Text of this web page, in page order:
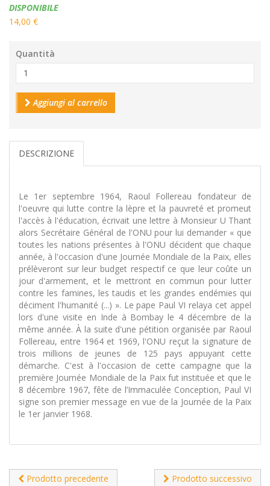
Disponibilità:
DISPONIBILE
14,00 €
Quantità
Aggiungi al carrello
DESCRIZIONE
Le 1er septembre 1964, Raoul Follereau fondateur de
l'oeuvre qui lutte contre la lèpre et la pauvreté et promeut
l'accès à l'éducation, écrivait une lettre à Monsieur U Thant
alors Secrétaire Général de l'ONU pour lui demander « que
toutes les nations présentes à l'ONU décident que chaque
année, à l'occasion d'une Journée Mondiale de la Paix, elles
prélèveront sur leur budget respectif ce que leur coûte un
jour d'armement, et le mettront en commun pour lutter
contre les famines, les taudis et les grandes endémies qui
déciment l'humanité (...) ». Le pape Paul VI relaya cet appel
lors d'une visite en Inde à Bombay le 4 décembre de la
même année. À la suite d'une pétition organisée par Raoul
Follereau, entre 1964 et 1969, l'ONU reçut la signature de
trois millions de jeunes de 125 pays appuyant cette
démarche. C'est à l'occasion de cette campagne que la
première Journée Mondiale de la Paix fut instituée et que le
8 décembre 1967, fête de l’Immaculée Conception, Paul VI
signe son premier message en vue de la Journée de la Paix
le 1er janvier 1968.
Prodotto precedente Prodotto successivo